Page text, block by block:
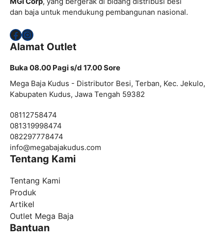
dan baja untuk mendukung pembangunan nasional.
Facebook
Instagram
Alamat Outlet
Buka 08.00 Pagi s/d 17.00 Sore
Mega Baja Kudus - Distributor Besi, Terban, Kec. Jekulo,
Kabupaten Kudus, Jawa Tengah 59382
08112758474
081319998474
082297778474
info@megabajakudus.com
Tentang Kami
Tentang Kami
Produk
Artikel
Outlet Mega Baja
Bantuan